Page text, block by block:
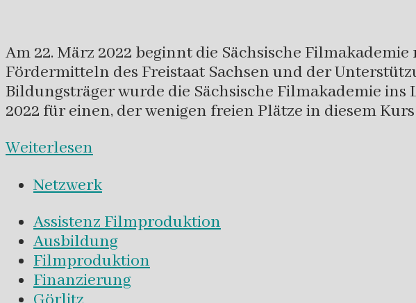
Am 22. März 2022 beginnt die Sächsische
Fördermitteln des Freistaat Sachsen und der
Bildungsträger wurde die Sächsische Filmakademie
2022 für einen, der wenigen freien Plätze in diesem
Weiterlesen
Netzwerk
Assistenz Filmproduktion
Ausbildung
Filmproduktion
Finanzierung